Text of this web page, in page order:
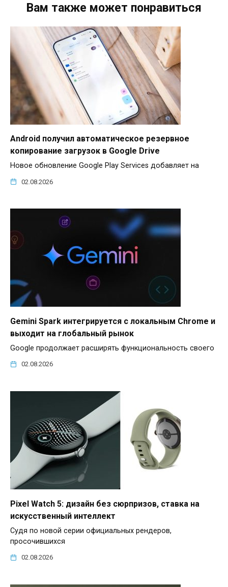
Вам также может понравиться
Android получил автоматическое резервное
копирование загрузок в Google Drive
Новое обновление Google Play Services добавляет на
02.08.2026
Gemini Spark интегрируется с локальным Chrome и
выходит на глобальный рынок
Google продолжает расширять функциональность своего
02.08.2026
Pixel Watch 5: дизайн без сюрпризов, ставка на
искусственный интеллект
Судя по новой серии официальных рендеров,
просочившихся
02.08.2026